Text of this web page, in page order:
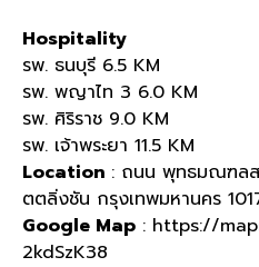
Hospitality
รพ. ธนบุรี 6.5 KM
รพ. พญาไท 3 6.0 KM
รพ. ศิริราช 9.0 KM
รพ. เจ้าพระยา 11.5 KM
Location : ถนน พุทธมณฑลส
ตตลิ่งชัน กรุงเทพมหานคร
Google Map : https://
2kdSzK38